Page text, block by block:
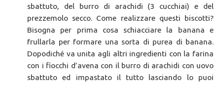
sbattuto, del burro di arachidi (3 cucchiai) e del
prezzemolo secco. Come realizzare questi biscotti?
Bisogna per prima cosa schiacciare la banana e
frullarla per formare una sorta di purea di banana.
Dopodiché va unita agli altri ingredienti con la farina
con i fiocchi d’avena con il burro di arachidi con uovo
sbattuto ed impastato il tutto lasciando lo puoi